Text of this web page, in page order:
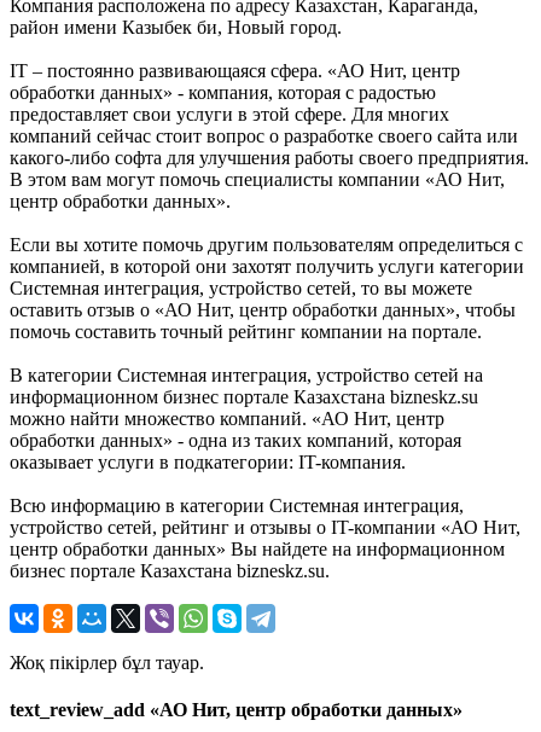
Компания расположена по адресу Казахстан, Караганда,
район имени Казыбек би, Новый город.
IT – постоянно развивающаяся сфера. «АО Нит, центр
обработки данных» - компания, которая с радостью
предоставляет свои услуги в этой сфере. Для многих
компаний сейчас стоит вопрос о разработке своего сайта или
какого-либо софта для улучшения работы своего предприятия.
В этом вам могут помочь специалисты компании «АО Нит,
центр обработки данных».
Если вы хотите помочь другим пользователям определиться с
компанией, в которой они захотят получить услуги категории
Системная интеграция, устройство сетей, то вы можете
оставить отзыв о «АО Нит, центр обработки данных», чтобы
помочь составить точный рейтинг компании на портале.
В категории Системная интеграция, устройство сетей на
информационном бизнес портале Казахстана bizneskz.su
можно найти множество компаний. «АО Нит, центр
обработки данных» - одна из таких компаний, которая
оказывает услуги в подкатегории: IT-компания.
Всю информацию в категории Системная интеграция,
устройство сетей, рейтинг и отзывы о IT-компании «АО Нит,
центр обработки данных» Вы найдете на информационном
бизнес портале Казахстана bizneskz.su.
Жоқ пікірлер бұл тауар.
text_review_add «АО Нит, центр обработки данных»